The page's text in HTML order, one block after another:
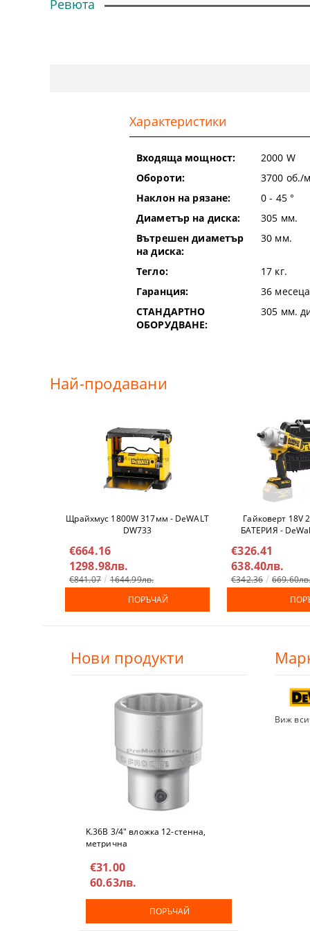
РЕНДЕТА
БАНЦИГ
ПОЯЛНИЦИ
НОЖИЦИ
ЛОПАТИ И
КЛЕЩИ
МАСТАРИ
НОЖИЦИ
НОЖОВЕ И
РОЛЕТКИ
СТОЙКИ И
СТОЙКИ
СТЯГИ
ТРИОНИ
ЧУКОВЕ
ШИЛА И
ОЧИЛА,
ДИСКОВЕ
МАСЛА
ШКУРКИ
Ревюта
Характеристики
Входяща мощност: 2000 W
Обороти:
3700 об./
Наклон на рязане:
0 - 45 °
Диаметър на диска:
305 мм.
Вътрешен диаметър
на диска:
30 мм.
Тегло: 17 кг.
Гаранция:
36
СТАНДАРТНО
ОБОРУДВАНЕ:
305 мм.
Най-продавани
Щрайхмус 1800W 317мм - DeWALT
DW733
€664.16
1298.98лв.
€841.07
1644.99лв.
ПОРЪЧАЙ
Гайковерт 18V
БАТЕРИЯ -
€326.41
638.40лв.
€342.36
Нови продукти
K.36B 3/4" вложкa 12-стeннa,
метричнa
€31.00
60.63лв.
ПОРЪЧАЙ
Виж